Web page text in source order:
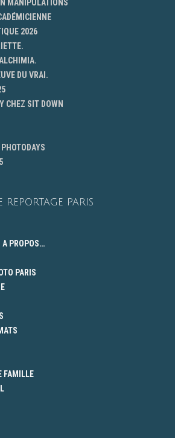
MANIPULATIONS
2026
DU VRAI.
CHEZ SIT DOWN
REPORTAGE PARIS
A PROPOS…
PARIS
FAMILLE